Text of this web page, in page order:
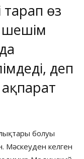
тарап өз
шешім
деп
ақпарат
болуы
Мәскеуден келген